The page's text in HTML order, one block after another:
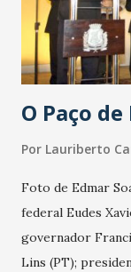
O Paço
Por Lauriberto
Foto de Edmar
federal Eudes
governador
Lins (PT);